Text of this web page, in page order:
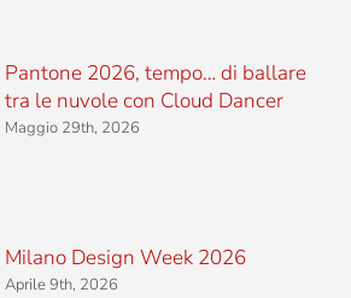
Pantone 2026, tempo… di ballare
tra le nuvole con Cloud Dancer
Maggio 29th, 2026
Milano Design Week 2026
Aprile 9th, 2026